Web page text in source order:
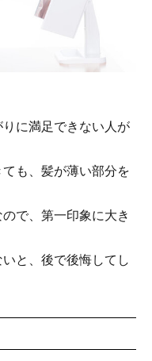
に満足できない人が
も、髪が薄い部分を
で、第一印象に大き
と、後で後悔してし